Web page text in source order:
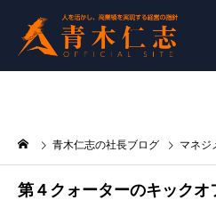
青木仁志の社長ブログ マネジ
第４クォーターのキックオ